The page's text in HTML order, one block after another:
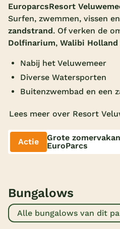
Indoor
Alle
Keuzehulp
Texel
EuroparcsResort
Surfen, zwemmen, vissen
zandstrand. Of verken de
Dolfinarium, Walibi Holland
Nabij het Veluwemeer
Diverse Watersporten
Buitenzwembad en een
Lees meer over Resort
Actie
Grote
EuroParcs
Bungalows
Alle bungalows van dit